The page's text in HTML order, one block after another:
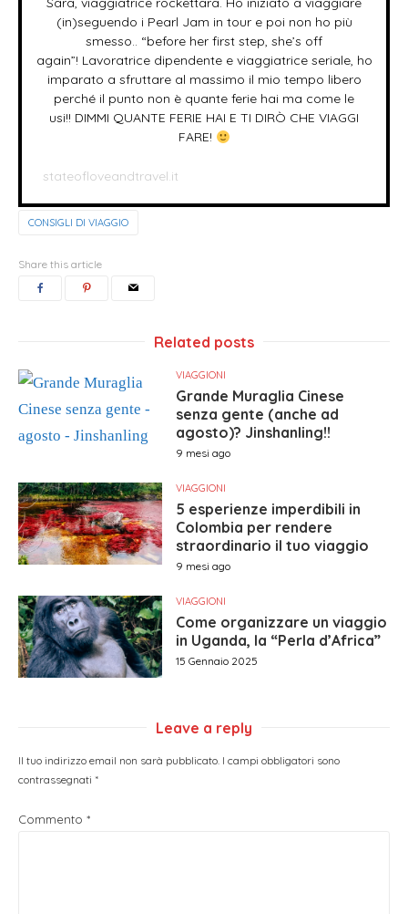
(in)seguendo i Pearl Jam in tour e poi non ho più
smesso.. “before her first step, she’s off
again”! Lavoratrice dipendente e viaggiatrice seriale, ho
imparato a sfruttare al massimo il mio tempo libero
perché il punto non è quante ferie hai ma come le
usi!! DIMMI QUANTE FERIE HAI E TI DIRÒ CHE VIAGGI
FARE!
stateofloveandtravel.it
CONSIGLI DI VIAGGIO
Share this article
Related posts
VIAGGIONI
Grande Muraglia Cinese
senza gente (anche ad
agosto)? Jinshanling!!
9 mesi ago
VIAGGIONI
5 esperienze imperdibili in
Colombia per rendere
straordinario il tuo viaggio
9 mesi ago
VIAGGIONI
Come organizzare un viaggio
in Uganda, la “Perla d’Africa”
15 Gennaio 2025
Leave a reply
Il tuo indirizzo email non sarà pubblicato. I campi obbligatori sono
contrassegnati *
Commento *